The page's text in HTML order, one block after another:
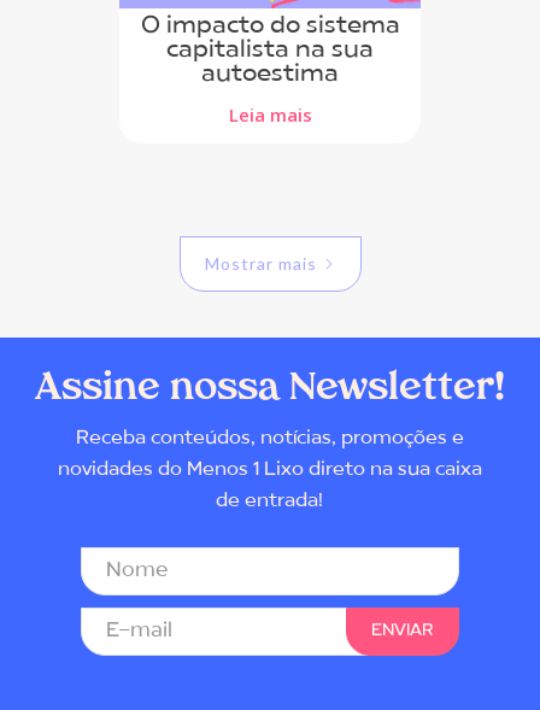
O impacto do sistema
capitalista na sua
autoestima
Leia mais
Mostrar mais
Assine nossa Newsletter!
Receba conteúdos, notícias, promoções e
novidades do Menos 1 Lixo direto na sua caixa
de entrada!